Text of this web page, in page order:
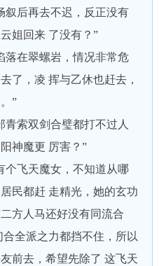
后再去不迟，反正没有
姐回来 了没有？”
在翠螺岩，情况非常危
了，凌 挥与乙休也赶去，
”
索双剑合璧都打不过人
神魔更 厉害？”
飞天魔女，不知道从哪
民都赶 走精光，她的玄功
方人马还好没有同流合
全派之力都挡不住，所以
前去，希望先除了 这飞天